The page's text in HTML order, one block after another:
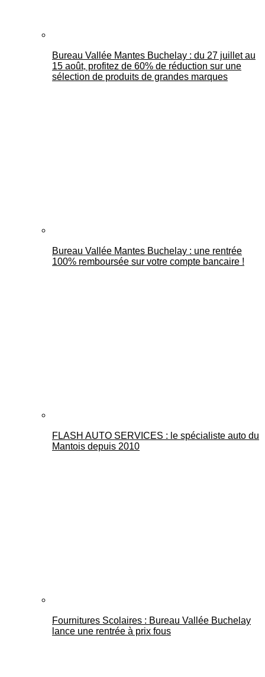
Bureau Vallée Mantes Buchelay : du 27 juillet au
15 août, profitez de 60% de réduction sur une
sélection de produits de grandes marques
Bureau Vallée Mantes Buchelay : une rentrée
100% remboursée sur votre compte bancaire !
FLASH AUTO SERVICES : le spécialiste auto du
Mantois depuis 2010
Fournitures Scolaires : Bureau Vallée Buchelay
lance une rentrée à prix fous